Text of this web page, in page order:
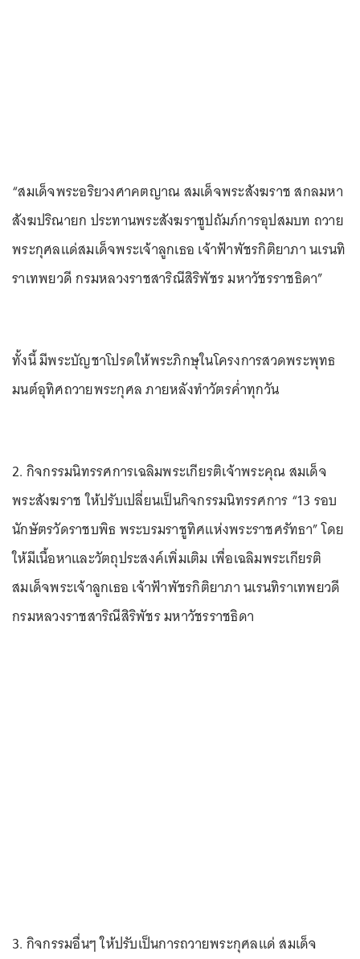
“สมเด็จพระอริยวงศาคตญาณ สมเด็จพระสังฆราช สกลมหา
สังฆปริณายก ประทานพระสังฆราชูปถัมภ์การอุปสมบท ถวาย
พระกุศลแด่สมเด็จพระเจ้าลูกเธอ เจ้าฟ้าพัชรกิติยาภา นเรนทิ
ราเทพยวดี กรมหลวงราชสาริณีสิริพัชร มหาวัชรราชธิดา”
ทั้งนี้ มีพระบัญชาโปรดให้พระภิกษุในโครงการสวดพระพุทธ
มนต์อุทิศถวายพระกุศล ภายหลังทำวัตรค่ำทุกวัน
2. กิจกรรมนิทรรศการเฉลิมพระเกียรติเจ้าพระคุณ สมเด็จ
พระสังฆราช ให้ปรับเปลี่ยนเป็นกิจกรรมนิทรรศการ “13 รอบ
นักษัตรวัดราชบพิธ พระบรมราชูทิศแห่งพระราชศรัทธา” โดย
ให้มีเนื้อหาและวัตถุประสงค์เพิ่มเติม เพื่อเฉลิมพระเกียรติ
สมเด็จพระเจ้าลูกเธอ เจ้าฟ้าพัชรกิติยาภา นเรนทิราเทพยวดี
กรมหลวงราชสาริณีสิริพัชร มหาวัชรราชธิดา
3. กิจกรรมอื่นๆ ให้ปรับเป็นการถวายพระกุศลแด่ สมเด็จ